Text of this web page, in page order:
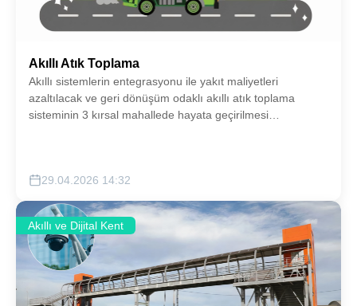
Akıllı Atık Toplama
Akıllı sistemlerin entegrasyonu ile yakıt maliyetleri
azaltılacak ve geri dönüşüm odaklı akıllı atık toplama
sisteminin 3 kırsal mahallede hayata geçirilmesi
29.04.2026 14:32
Akıllı ve Dijital Kent